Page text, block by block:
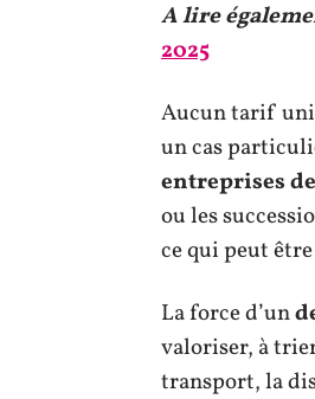
A lire
2025
Aucun tarif
un cas
entreprises
ou les
ce qui peut
La force d’un
valoriser, à
transport, la